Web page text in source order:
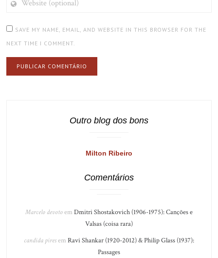
(OPTIONAL)
SAVE MY NAME, EMAIL, AND WEBSITE IN THIS BROWSER FOR THE
NEXT TIME I COMMENT.
Outro blog dos bons
Milton Ribeiro
Comentários
Marcelo devotoem Dmitri Shostakovich (1906-1975): Canções e
Valsas (coisa rara)
candida piresem Ravi Shankar (1920-2012) & Philip Glass (1937):
Passages